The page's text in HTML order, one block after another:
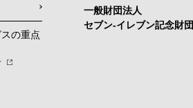
の重点
一般財団法人
セブン-イレブン記念財団